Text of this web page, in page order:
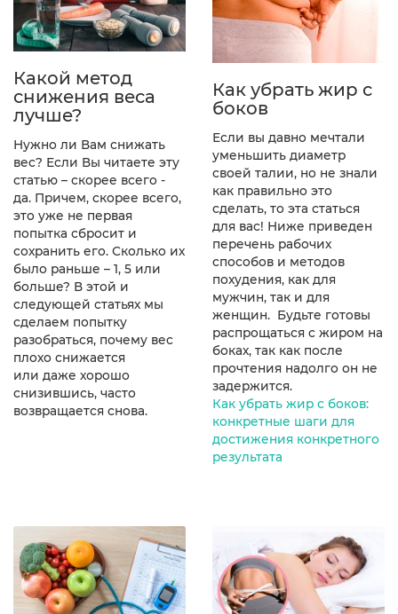
Какой метод
снижения веса
лучше?
Нужно ли Вам снижать
вес? Если Вы читаете эту
статью – скорее всего -
да. Причем, скорее всего,
это уже не первая
попытка сбросит и
сохранить его. Сколько их
было раньше – 1, 5 или
больше? В этой и
следующей статьях мы
сделаем попытку
разобраться, почему вес
плохо снижается
или даже хорошо
снизившись, часто
возвращается снова.
Как убрать жир с
боков
Если вы давно мечтали
уменьшить диаметр
своей талии, но не знали
как правильно это
сделать, то эта статься
для вас! Ниже приведен
перечень рабочих
способов и методов
похудения, как для
мужчин, так и для
женщин. Будьте готовы
распрощаться с жиром на
боках, так как после
прочтения надолго он не
задержится.
Как убрать жир с боков:
конкретные шаги для
достижения конкретного
результата